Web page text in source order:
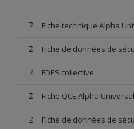
Fiche technique Alpha
FDES collective
Fiche QCE Alpha